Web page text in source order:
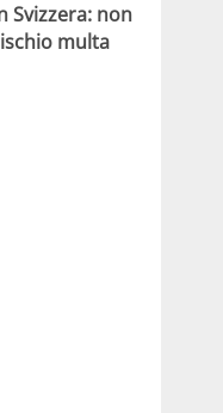
Svizzera: non
multa